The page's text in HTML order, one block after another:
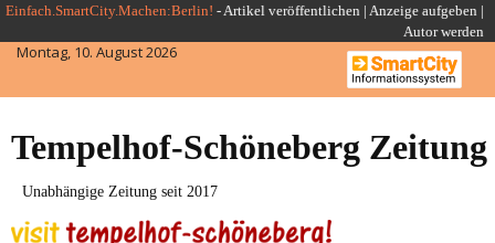
Skip
to
content
Einfach.SmartCity.Machen:Berlin! -Artikel veröffentlichen | Anzeige aufgeben |
Autor werden
Montag, 10. August 2026
Tempelhof-Schöneberg Zeitung
Unabhängige Zeitung seit 2017